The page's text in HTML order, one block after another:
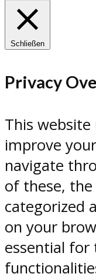
Schließen
Privacy
This website
improve
navigate
of these,
categorized
on your
essential for